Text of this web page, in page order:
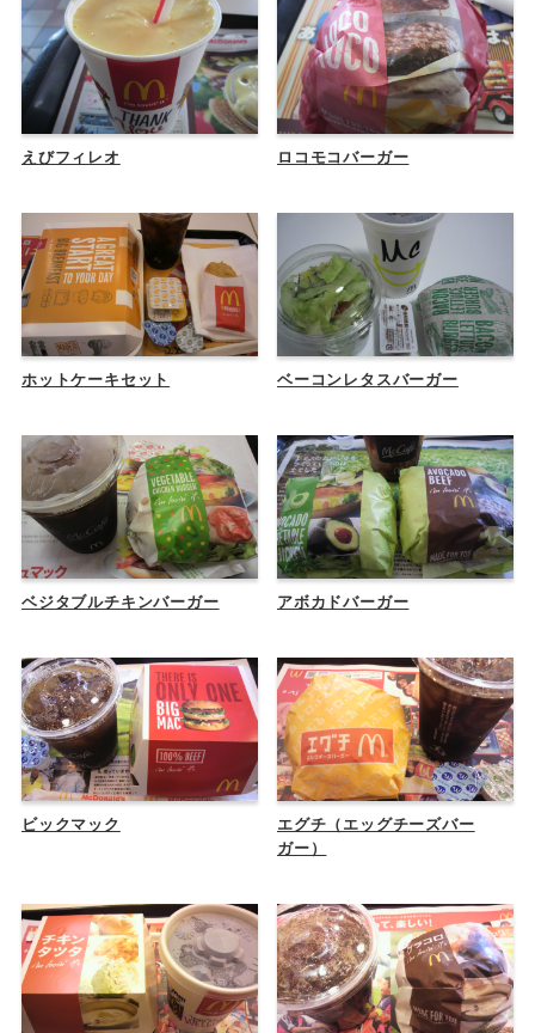
えびフィレオ ロコモコバーガー
ホットケーキセット ベーコンレタスバーガー
ベジタブルチキンバーガー アボカドバーガー
ビックマック
エグチ（エッグチーズバー
ガー）